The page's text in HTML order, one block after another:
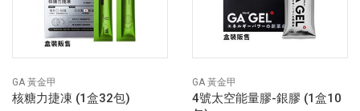
GA 黃金甲
核糖力捷凍 (1盒32包)
GA 黃金甲
4號太空能量膠-銀膠 (1盒10